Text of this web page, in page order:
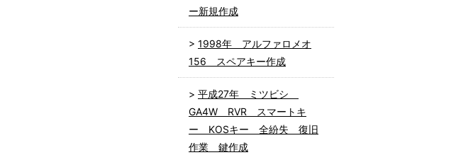
ー新規作成
1998年 アルファロメオ
156 スペアキー作成
平成27年 ミツビシ
GA4W RVR スマートキ
ー KOSキー 全紛失 復旧
作業 鍵作成